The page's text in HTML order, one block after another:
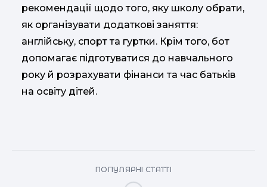
рекомендації щодо того, яку школу обрати,
як організувати додаткові заняття:
англійську, спорт та гуртки. Крім того, бот
допомагає підготуватися до навчального
року й розрахувати фінанси та час батьків
на освіту дітей.
ПОПУЛЯРНІ СТАТТІ